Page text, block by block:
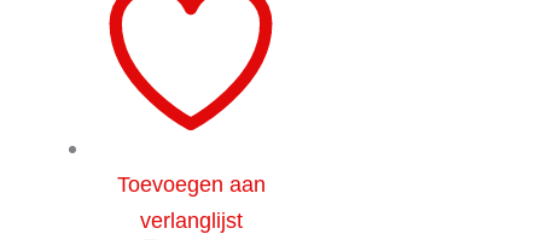
Toevoegen aan
verlanglijst